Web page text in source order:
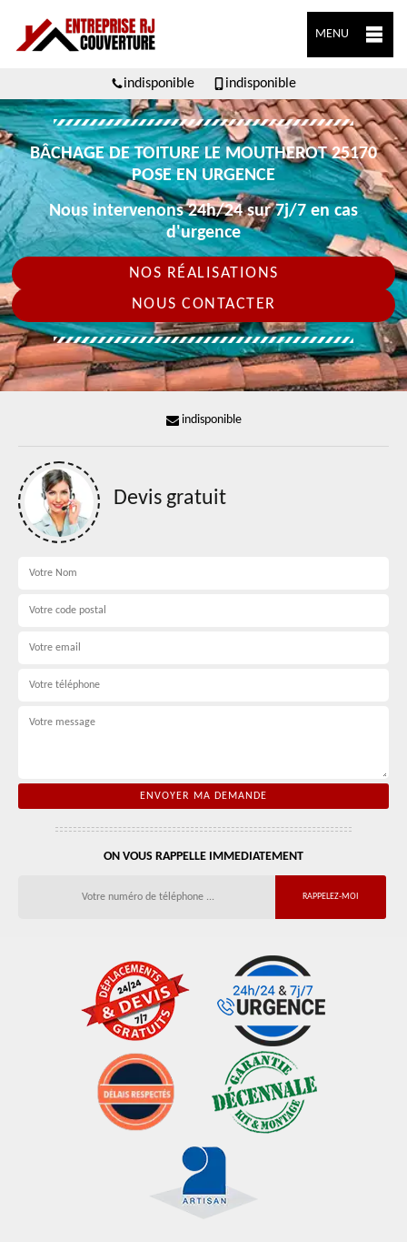
MENU
indisponible indisponible
BÂCHAGE DE TOITURE LE MOUTHEROT 25170
POSE EN URGENCE
Nous intervenons 24h/24 sur 7j/7 en cas
d'urgence
NOS RÉALISATIONS
NOUS CONTACTER
indisponible
Devis gratuit
ON VOUS RAPPELLE IMMEDIATEMENT